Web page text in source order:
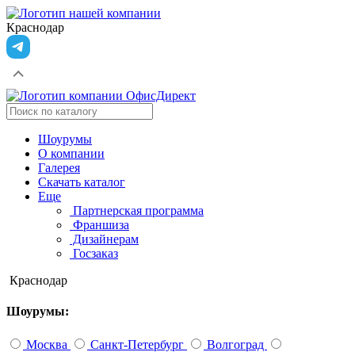
Краснодар
Шоурумы
О компании
Галерея
Скачать каталог
Еще
Партнерская программа
Франшиза
Дизайнерам
Госзаказ
Краснодар
Шоурумы:
Москва Санкт-Петербург
Волгоград